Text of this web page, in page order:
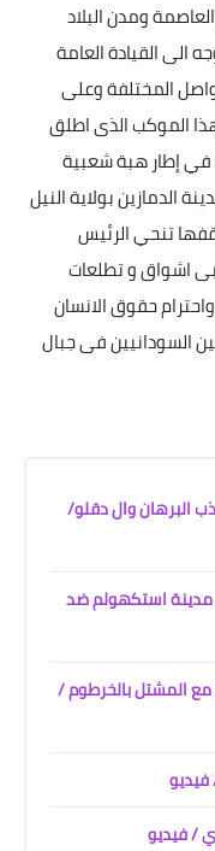
العاصمة ومدن البلاد
القيادة العامة
المختلفة وعلى
الموكب الذى اطلق
يأتي ذلك في إطار هبة شعبية
يوم 13 ديسمبر 2018 من مدينة الدمازين بولاية النيل
تنحي الرئيس
اشواق و تطلعات
حقوق الانسان
السودانيين فى جبال
البرهان وال دقلو/
استكهولم ضد
مع المشتل بالخرطوم /